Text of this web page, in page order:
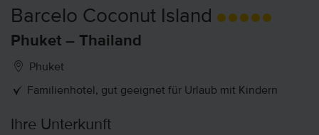
Barcelo Coconut Island
Phuket – Thailand
Phuket
Familienhotel, gut geeignet für Urlaub mit Kindern
Ihre Unterkunft